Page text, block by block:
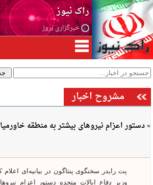
راک نیوز
خبرگزاری بروز
مشروح اخبار
» دستور اعزام نیروهای بیشتر به منطقه
پت رایدر سخنگوی پنتاگون در بیانیه‌ای اعلام
وزیر دفاع ایالات متحده دستور اعزام